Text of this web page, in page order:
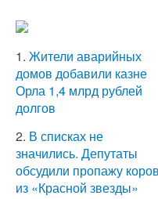
1. Жители аварийных
домов добавили казне
Орла 1,4 млрд рублей
долгов
2. В списках не
значились. Депутаты
обсудили пропажу коров
из «Красной звезды»